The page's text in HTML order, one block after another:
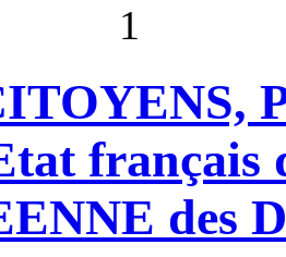
1
français
des